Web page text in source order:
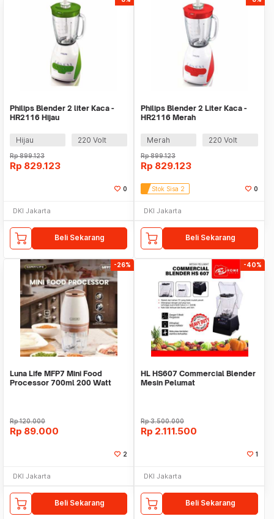
Philips Blender 2 liter Kaca -
HR2116 Hijau
Hijau 220 Volt
Rp899.123
Rp 829.123
0
DKI Jakarta
Beli Sekarang
Philips Blender 2 Liter Kaca -
HR2116 Merah
Merah 220 Volt
Rp899.123
Rp 829.123
Stok Sisa 2 0
DKI Jakarta
Beli Sekarang
-26%
Luna Life MFP7 Mini Food
Processor 700ml 200 Watt
Rp120.000
Rp 89.000
2
DKI Jakarta
Beli Sekarang
-40%
HL HS607 Commercial Blender
Mesin Pelumat
Rp3.500.000
Rp 2.111.500
1
DKI Jakarta
Beli Sekarang